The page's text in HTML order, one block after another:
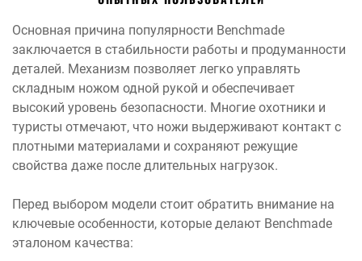
Основная причина популярности Benchmade
заключается в стабильности работы и продуманности
деталей. Механизм позволяет легко управлять
складным ножом одной рукой и обеспечивает
высокий уровень безопасности. Многие охотники и
туристы отмечают, что ножи выдерживают контакт с
плотными материалами и сохраняют режущие
свойства даже после длительных нагрузок.
Перед выбором модели стоит обратить внимание на
ключевые особенности, которые делают Benchmade
эталоном качества: